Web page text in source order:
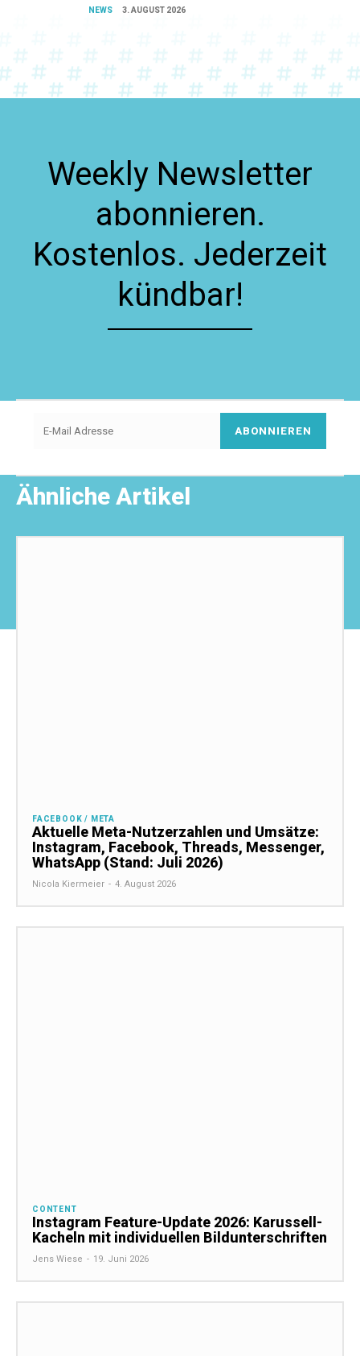
NEWS 3. AUGUST 2026
Weekly Newsletter
abonnieren.
Kostenlos. Jederzeit
kündbar!
ABONNIEREN
Ähnliche Artikel
FACEBOOK / META
Aktuelle Meta-Nutzerzahlen und Umsätze:
Instagram, Facebook, Threads, Messenger,
WhatsApp (Stand: Juli 2026)
Nicola Kiermeier - 4. August 2026
CONTENT
Instagram Feature-Update 2026: Karussell-
Kacheln mit individuellen Bildunterschriften
Jens Wiese - 19. Juni 2026